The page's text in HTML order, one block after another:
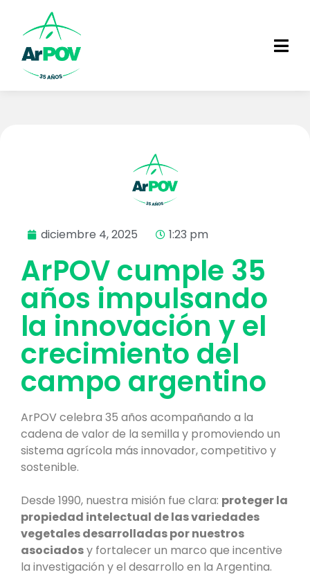
diciembre 4, 2025 1:23 pm
ArPOV cumple 35
años impulsando
la innovación y el
crecimiento del
campo argentino
ArPOV celebra 35 años acompañando a la
cadena de valor de la semilla y promoviendo un
sistema agrícola más innovador, competitivo y
sostenible.
Desde 1990, nuestra misión fue clara: proteger la
propiedad intelectual de las variedades
vegetales desarrolladas por nuestros
asociadosy fortalecer un marco que incentive
la investigación y el desarrollo en la Argentina.